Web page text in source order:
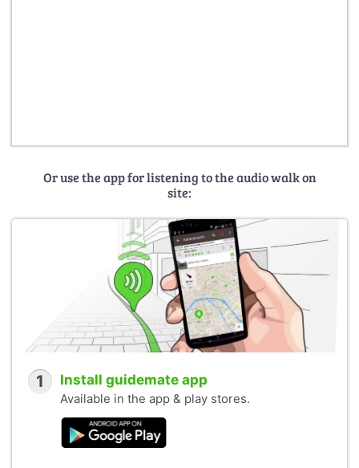
Or use the app for listening to the audio walk on
site:
1 Install guidemate app
Available in the app & play stores.